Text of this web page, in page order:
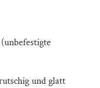
und glatt